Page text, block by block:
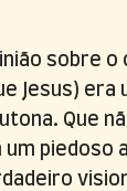
sobre
Jesus) era
Que
um piedoso